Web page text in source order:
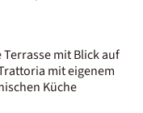
mit Blick auf
mit eigenem
Küche